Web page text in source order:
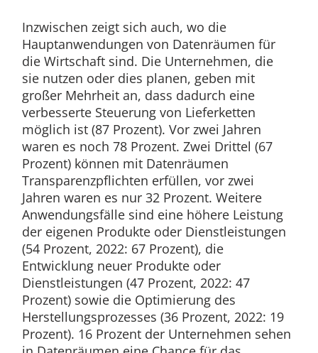
Inzwischen zeigt sich auch, wo die
Hauptanwendungen von Datenräumen für
die Wirtschaft sind. Die Unternehmen, die
sie nutzen oder dies planen, geben mit
großer Mehrheit an, dass dadurch eine
verbesserte Steuerung von Lieferketten
möglich ist (87 Prozent). Vor zwei Jahren
waren es noch 78 Prozent. Zwei Drittel (67
Prozent) können mit Datenräumen
Transparenzpflichten erfüllen, vor zwei
Jahren waren es nur 32 Prozent. Weitere
Anwendungsfälle sind eine höhere Leistung
der eigenen Produkte oder Dienstleistungen
(54 Prozent, 2022: 67 Prozent), die
Entwicklung neuer Produkte oder
Dienstleistungen (47 Prozent, 2022: 47
Prozent) sowie die Optimierung des
Herstellungsprozesses (36 Prozent, 2022: 19
Prozent). 16 Prozent der Unternehmen sehen